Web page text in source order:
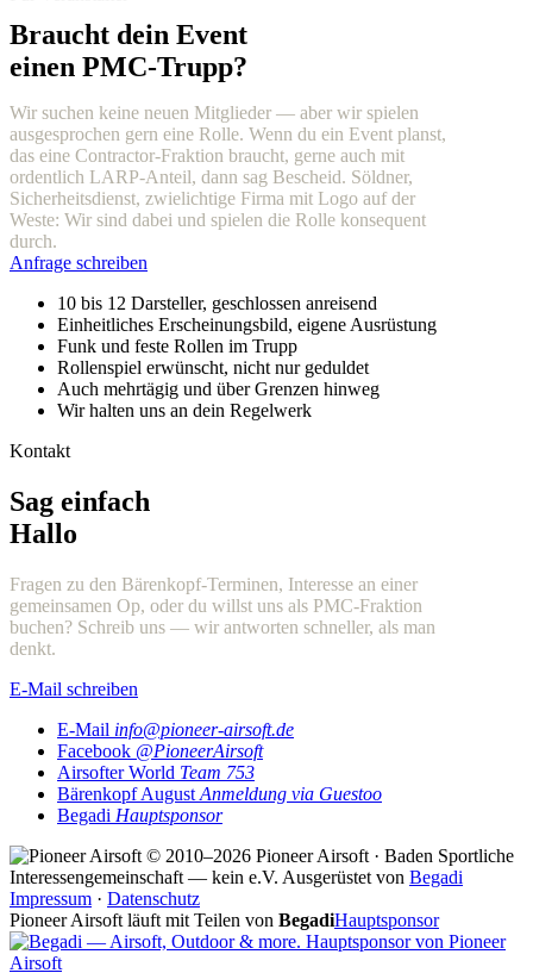
Braucht dein Event
einen PMC-Trupp?
Wir suchen keine neuen Mitglieder — aber wir spielen
ausgesprochen gern eine Rolle. Wenn du ein Event planst,
das eine Contractor-Fraktion braucht, gerne auch mit
ordentlich LARP-Anteil, dann sag Bescheid. Söldner,
Sicherheitsdienst, zwielichtige Firma mit Logo auf der
Weste: Wir sind dabei und spielen die Rolle konsequent
durch.
Anfrage schreiben
10 bis 12 Darsteller, geschlossen anreisend
Einheitliches Erscheinungsbild, eigene Ausrüstung
Funk und feste Rollen im Trupp
Rollenspiel erwünscht, nicht nur geduldet
Auch mehrtägig und über Grenzen hinweg
Wir halten uns an dein Regelwerk
Kontakt
Sag einfach
Hallo
Fragen zu den Bärenkopf-Terminen, Interesse an einer
gemeinsamen Op, oder du willst uns als PMC-Fraktion
buchen? Schreib uns — wir antworten schneller, als man
denkt.
E-Mail schreiben
E-Mail info@pioneer-airsoft.de
Facebook @PioneerAirsoft
Airsofter World Team 753
Bärenkopf August Anmeldung via Guestoo
Begadi Hauptsponsor
© 2010–2026 Pioneer Airsoft · Baden Sportliche
Interessengemeinschaft — kein e.V. Ausgerüstet von Begadi
Impressum · Datenschutz
Pioneer Airsoft läuft mit Teilen von BegadiHauptsponsor